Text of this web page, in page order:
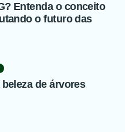
Entenda o conceito
o futuro das
de árvores